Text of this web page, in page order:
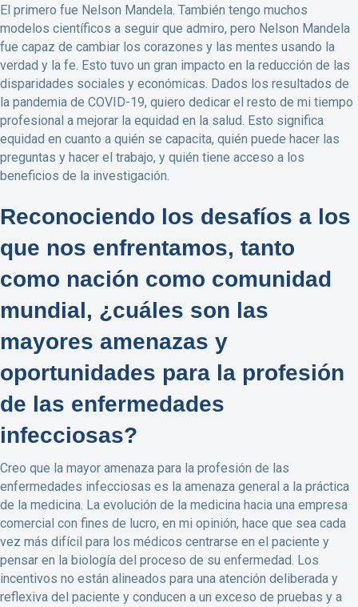
El primero fue Nelson Mandela. También tengo muchos
modelos científicos a seguir que admiro, pero Nelson Mandela
fue capaz de cambiar los corazones y las mentes usando la
verdad y la fe. Esto tuvo un gran impacto en la reducción de las
disparidades sociales y económicas. Dados los resultados de
la pandemia de COVID-19, quiero dedicar el resto de mi tiempo
profesional a mejorar la equidad en la salud. Esto significa
equidad en cuanto a quién se capacita, quién puede hacer las
preguntas y hacer el trabajo, y quién tiene acceso a los
beneficios de la investigación.
Reconociendo los desafíos a los
que nos enfrentamos, tanto
como nación como comunidad
mundial, ¿cuáles son las
mayores amenazas y
oportunidades para la profesión
de las enfermedades
infecciosas?
Creo que la mayor amenaza para la profesión de las
enfermedades infecciosas es la amenaza general a la práctica
de la medicina. La evolución de la medicina hacia una empresa
comercial con fines de lucro, en mi opinión, hace que sea cada
vez más difícil para los médicos centrarse en el paciente y
pensar en la biología del proceso de su enfermedad. Los
incentivos no están alineados para una atención deliberada y
reflexiva del paciente y conducen a un exceso de pruebas y a